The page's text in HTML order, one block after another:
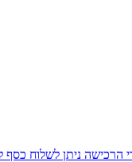
ניתן לשלוח